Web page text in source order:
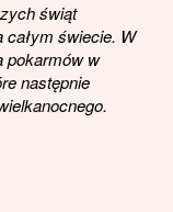
świąt
świecie. W
pokarmów w
następnie